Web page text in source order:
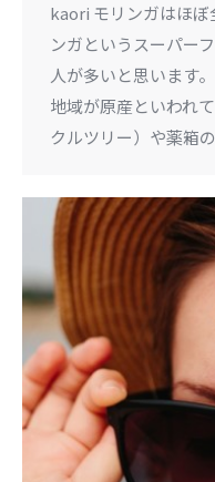
kaori モリンガはほぼ
ンガというスーパー
人が多いと思います
地域が原産といわれ
クルツリー）や薬箱